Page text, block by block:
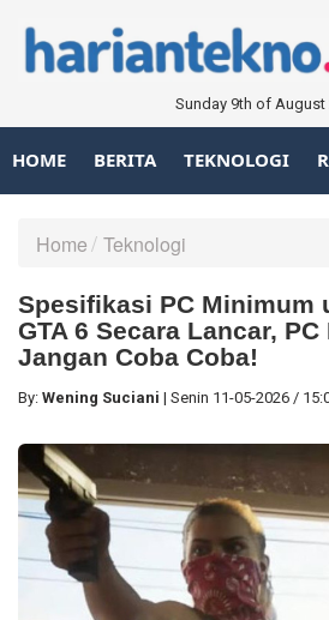
Sunday 9th of August
HOME BERITA TEKNOLOGI
Home Teknologi
Spesifikasi PC Minimum
GTA 6 Secara Lancar,
Jangan Coba Coba!
By: Wening Suciani | Senin 11-05-2026 /